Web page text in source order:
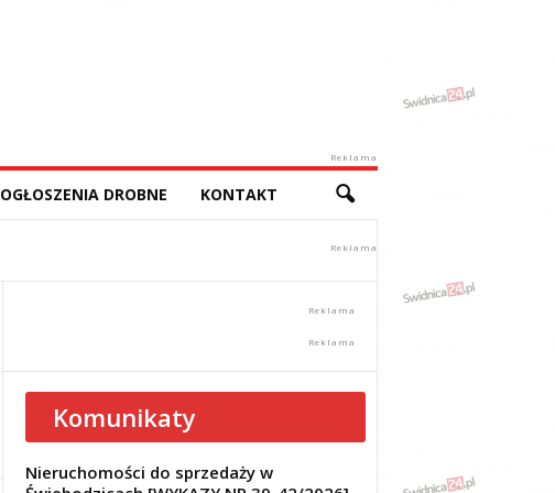
Reklama
OGŁOSZENIA DROBNE KONTAKT
Komunikaty
Nieruchomości do sprzedaży w